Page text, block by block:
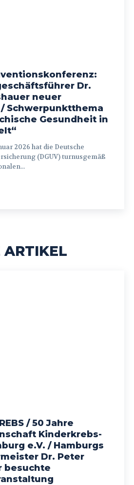
Dr.
neuer
Schwerpunktthema
Gesundheit in
(DGUV) turnusgemäß
ARTIKEL
/ 50 Jahre
Kinderkrebs-
e.V. / Hamburgs
Dr. Peter
besuchte